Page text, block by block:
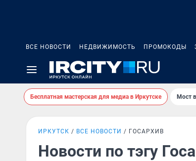
ВСЕ НОВОСТИ НЕДВИЖИМОСТЬ ПРОМОКОДЫ
Бесплатная мастерская для медиа в Иркутске Мост
ИРКУТСК ВСЕ НОВОСТИ ГОСАРХИВ
Новости по тэгу